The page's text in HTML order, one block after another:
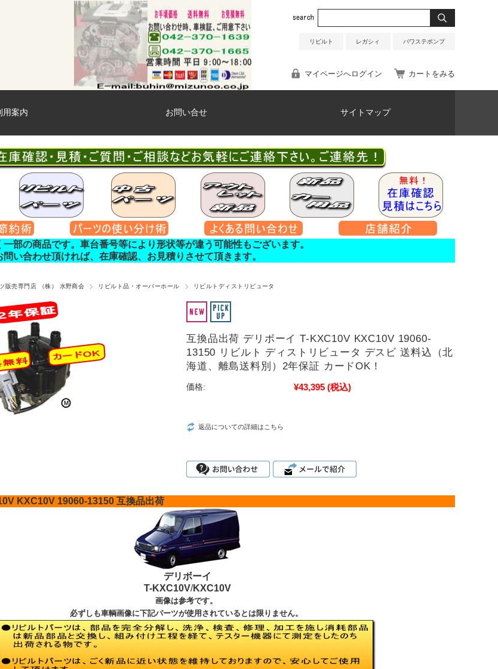
リビルト レガシィ パワステポンプ
マイページへログイン カートをみる
用案内 お問い合せ サイトマップ
部の商品です。車台番号等により形状等が違う可能性もございます。
問い合わせ頂ければ、在庫確認、お見積りさせて頂きます。
販売専門店 （株） 水野商会 リビルト品・オーバーホール リビルトディストリビュータ
互換品出荷 デリボーイ T-KXC10V KXC10V 19060-
13150 リビルト ディストリビュータ デスビ 送料込（北
海道、離島送料別）2年保証 カードOK！
価格: ¥43,395 (税込)
返品についての詳細はこちら
KXC10V 19060-13150 互換品出荷
デリボーイ
T-KXC10V/KXC10V
画像は参考です。
必ずしも車輌画像に下記パーツが使用されているとは限りません。